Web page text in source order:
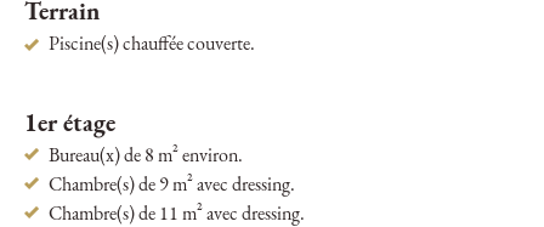
Terrain
Piscine(s) chauffée couverte.
1er étage
Bureau(x) de 8 m² environ.
Chambre(s) de 9 m² avec dressing.
Chambre(s) de 11 m² avec dressing.